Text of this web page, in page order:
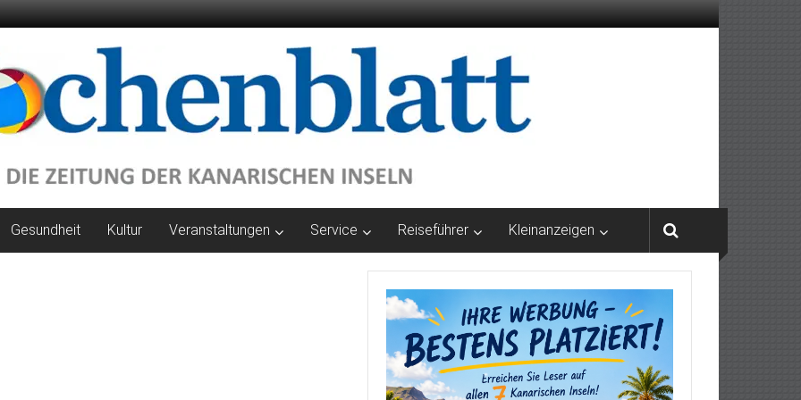
Gesundheit Kultur Veranstaltungen Service Reiseführer Kleinanzeigen